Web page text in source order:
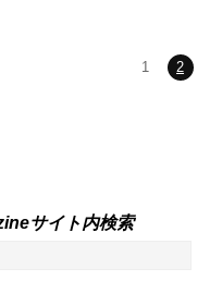
1 2
サイト内検索